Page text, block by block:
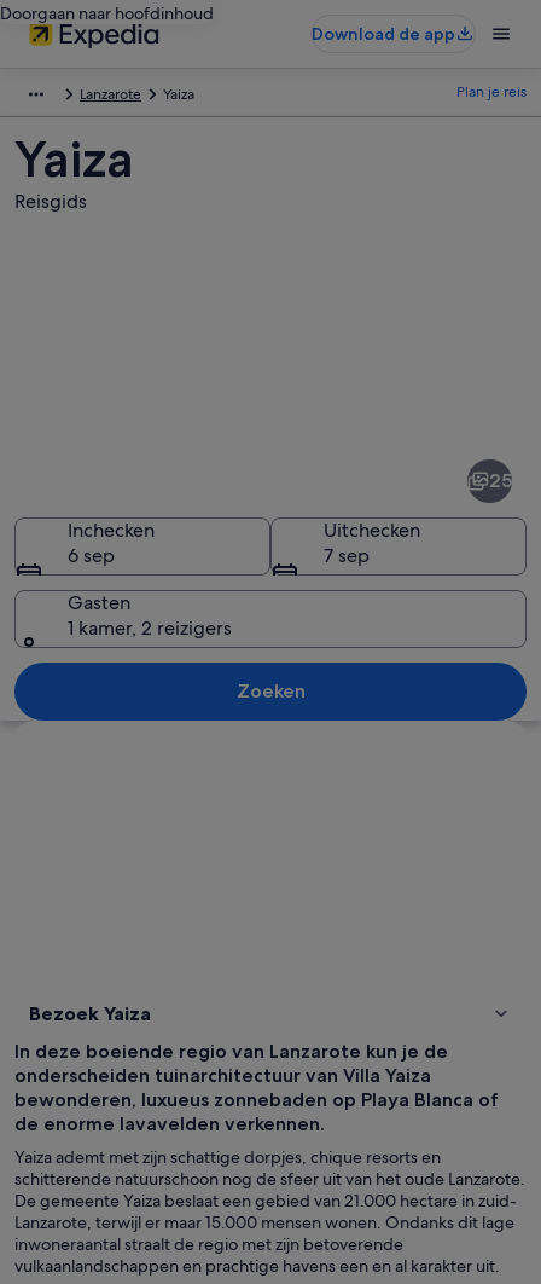
Doorgaan naar hoofdinhoud
Download de app
Lanzarote Yaiza Plan je reis
Yaiza
Reisgids
Een rustige straat met witte
25
Inchecken
6 sep
Uitchecken
7 sep
Gasten
1 kamer, 2 reizigers
Zoeken
Bezoek Yaiza
In deze boeiende regio van Lanzarote kun je de
onderscheiden tuinarchitectuur van Villa Yaiza
bewonderen, luxueus zonnebaden op Playa Blanca of
de enorme lavavelden verkennen.
Yaiza ademt met zijn schattige dorpjes, chique resorts en
schitterende natuurschoon nog de sfeer uit van het oude Lanzarote.
De gemeente Yaiza beslaat een gebied van 21.000 hectare in zuid-
Lanzarote, terwijl er maar 15.000 mensen wonen. Ondanks dit lage
inwoneraantal straalt de regio met zijn betoverende
vulkaanlandschappen en prachtige havens een en al karakter uit.